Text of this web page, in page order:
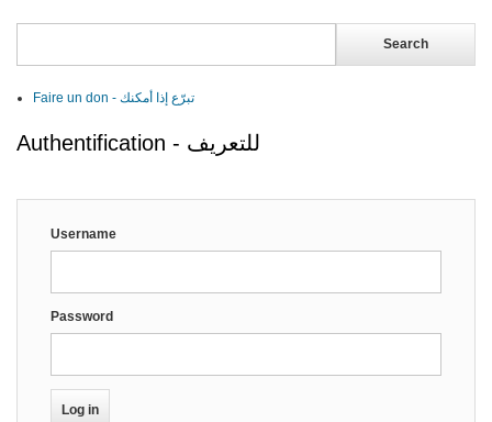
Faire un don - تبرّع إذا أمكنك
Authentification - للتعريف
Username
Password